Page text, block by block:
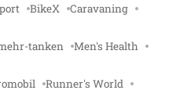
BikeX Caravaning
tanken Men's Health
Runner's World